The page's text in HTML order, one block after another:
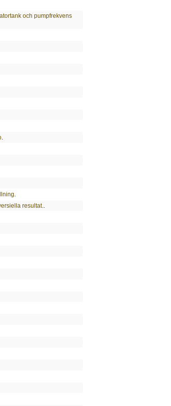
och pumpfrekvens
.
resultat.